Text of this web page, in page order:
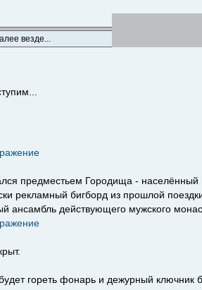
везде...
предместьем Городища - населённый
рекламный бигборд из прошлой
ансамбль действующего мужского
гореть фонарь и дежурный ключник